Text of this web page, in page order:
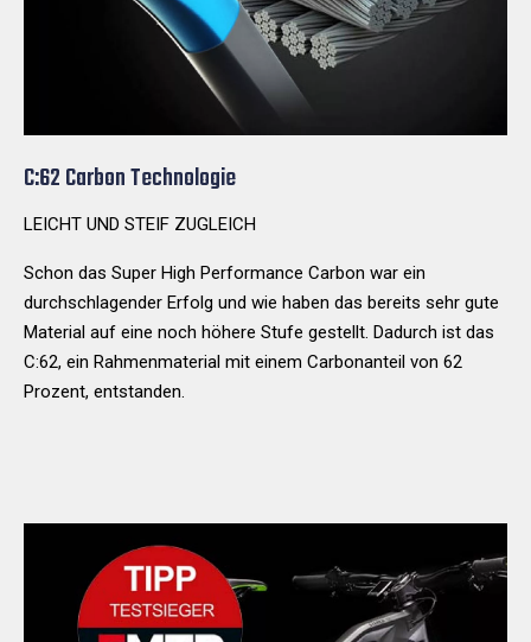
C:62 Carbon Technologie
LEICHT UND STEIF ZUGLEICH
Schon das Super High Performance Carbon war ein
durchschlagender Erfolg und wie haben das bereits sehr gute
Material auf eine noch höhere Stufe gestellt. Dadurch ist das
C:62, ein Rahmenmaterial mit einem Carbonanteil von 62
Prozent, entstanden.